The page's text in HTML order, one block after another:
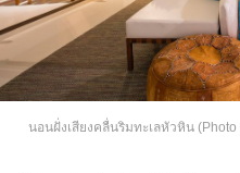
นอนฝั่งเสียงคลื่นริมทะเลหัวหิน